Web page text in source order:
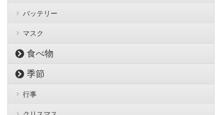
バッテリー
マスク
食べ物
季節
行事